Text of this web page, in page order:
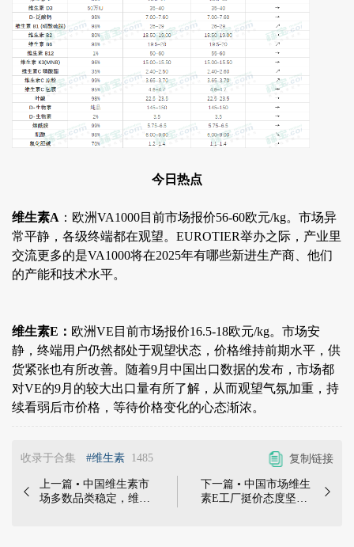
今日热点
维生素A ：欧洲VA1000目前市场报价56-60欧元/kg。市场异
常平静，各级终端都在观望。EUROTIER举办之际，产业里
交流更多的是VA1000将在2025年有哪些新进生产商、他们
的产能和技术水平。
维生素E： 欧洲VE目前市场报价16.5-18欧元/kg。市场安
静，终端用户仍然都处于观望状态，价格维持前期水平，供
货紧张也有所改善。随着9月中国出口数据的发布，市场都
对VE的9月的较大出口量有所了解，从而观望气氛加重，持
续看弱后市价格，等待价格变化的心态渐浓。
收录于合集 #维生素 1485 复制链接

上一篇 • 中国维生素市
场多数品类稳定，维生
下一篇 • 中国市场维生
素E工厂挺价态度坚
